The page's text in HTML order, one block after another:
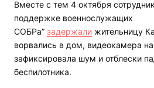
Вместе с тем 4 октября
поддержке военнослужащих
СОБРа” задержали жительницу
ворвались в дом, видеокамера
зафиксировала шум и отблески
беспилотника.